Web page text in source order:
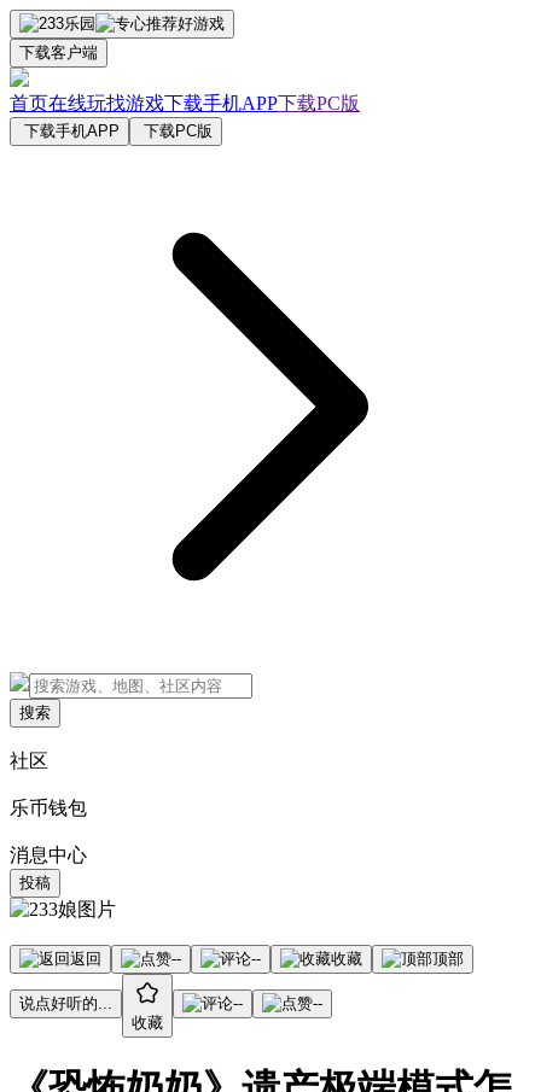
下载客户端
首页在线玩找游戏下载手机APP下载PC版
下载手机APP 下载PC版
搜索
社区
乐币钱包
消息中心
投稿
返回 -- -- 收藏 顶部
说点好听的...
收藏
-- --